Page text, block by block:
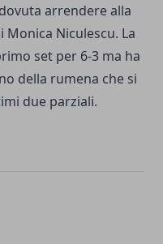
arrendere alla
Niculescu. La
set per 6-3 ma ha
della rumena che si
due parziali.